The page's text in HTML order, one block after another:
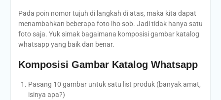
Pada poin nomor tujuh di langkah di atas, maka kita dapat
menambahkan beberapa foto lho sob. Jadi tidak hanya satu
foto saja. Yuk simak bagaimana komposisi gambar katalog
whatsapp yang baik dan benar.
Komposisi Gambar Katalog Whatsapp
Pasang 10 gambar untuk satu list produk (banyak amat,
isinya apa?)